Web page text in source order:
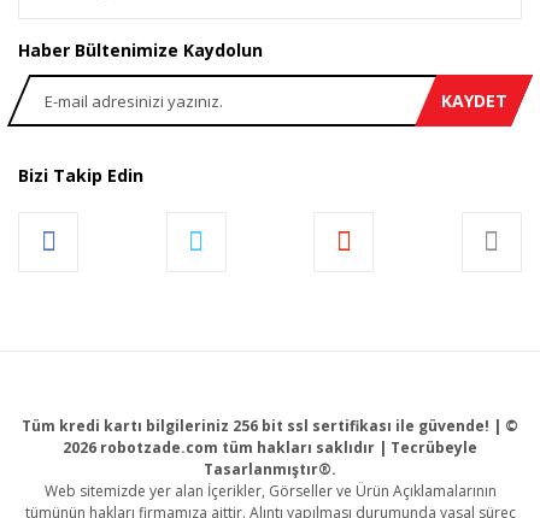
Haber Bültenimize Kaydolun
KAYDET
Bizi Takip Edin
Tüm kredi kartı bilgileriniz 256 bit ssl sertifikası ile güvende! | ©
2026 robotzade.com tüm hakları saklıdır | Tecrübeyle
Tasarlanmıştır®.
Web sitemizde yer alan İçerikler, Görseller ve Ürün Açıklamalarının
tümünün hakları firmamıza aittir. Alıntı yapılması durumunda yasal süreç